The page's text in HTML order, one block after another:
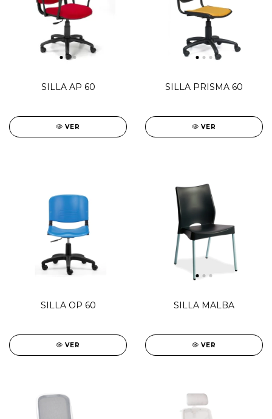
SILLA AP 60
VER
SILLA PRISMA 60
VER
SILLA OP 60
VER
SILLA MALBA
VER